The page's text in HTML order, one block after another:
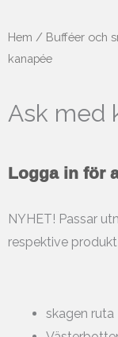
Hem / Bufféer och
kanapée
Ask med
Logga in för
NYHET! Passar
respektive
skagen ruta